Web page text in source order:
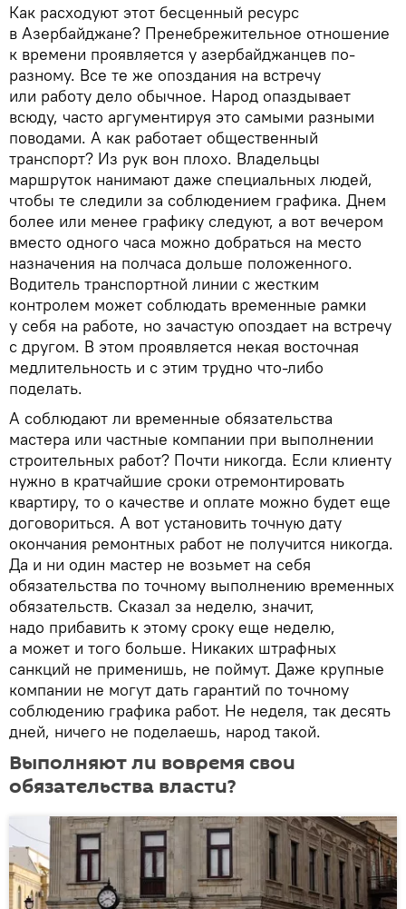
Как расходуют этот бесценный ресурс
в Азербайджане? Пренебрежительное отношение
к времени проявляется у азербайджанцев по-
разному. Все те же опоздания на встречу
или работу дело обычное. Народ опаздывает
всюду, часто аргументируя это самыми разными
поводами. А как работает общественный
транспорт? Из рук вон плохо. Владельцы
маршруток нанимают даже специальных людей,
чтобы те следили за соблюдением графика. Днем
более или менее графику следуют, а вот вечером
вместо одного часа можно добраться на место
назначения на полчаса дольше положенного.
Водитель транспортной линии с жестким
контролем может соблюдать временные рамки
у себя на работе, но зачастую опоздает на встречу
с другом. В этом проявляется некая восточная
медлительность и с этим трудно что-либо
поделать.
А соблюдают ли временные обязательства
мастера или частные компании при выполнении
строительных работ? Почти никогда. Если клиенту
нужно в кратчайшие сроки отремонтировать
квартиру, то о качестве и оплате можно будет еще
договориться. А вот установить точную дату
окончания ремонтных работ не получится никогда.
Да и ни один мастер не возьмет на себя
обязательства по точному выполнению временных
обязательств. Сказал за неделю, значит,
надо прибавить к этому сроку еще неделю,
а может и того больше. Никаких штрафных
санкций не применишь, не поймут. Даже крупные
компании не могут дать гарантий по точному
соблюдению графика работ. Не неделя, так десять
дней, ничего не поделаешь, народ такой.
Выполняют ли вовремя свои
обязательства власти?